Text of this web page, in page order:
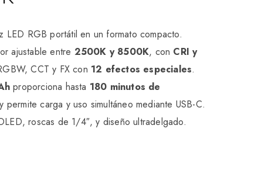
LED RGB portátil en un formato compacto.
ajustable entre 2500K y 8500K, con CRI y
CCT y FX con 12 efectos especiales.
proporciona hasta 180 minutos de
permite carga y uso simultáneo mediante USB-C.
roscas de 1/4″, y diseño ultradelgado.